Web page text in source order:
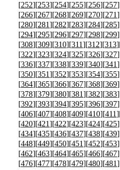
[252][253][254][255][256][257
[266][267][268][269][270][271
[280][281][282][283][284][285
[294][295][296][297][298][299
[308][309][310][311][312][313
[322][323][324][325][326][327
[336][337][338][339][340][341
[350][351][352][353][354][355
[364][365][366][367][368][369
[378][379][380][381][382][383
[392][393][394][395][396][397
[406][407][408][409][410][411
[420][421][422][423][424][425
[434][435][436][437][438][439
[448][449][450][451][452][453
[462][463][464][465][466][467
[476][477][478][479][480][481